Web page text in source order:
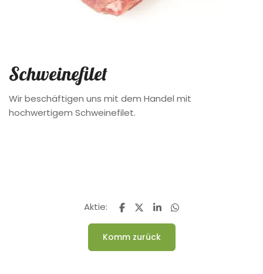
Schweinefilet
Wir beschäftigen uns mit dem Handel mit
hochwertigem Schweinefilet.
Aktie:
Komm zurück